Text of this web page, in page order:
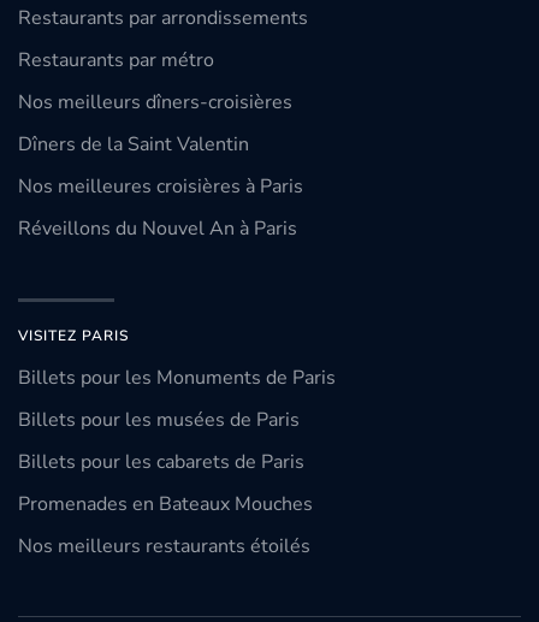
Restaurants par arrondissements
Restaurants par métro
Nos meilleurs dîners-croisières
Dîners de la Saint Valentin
Nos meilleures croisières à Paris
Réveillons du Nouvel An à Paris
VISITEZ PARIS
Billets pour les Monuments de Paris
Billets pour les musées de Paris
Billets pour les cabarets de Paris
Promenades en Bateaux Mouches
Nos meilleurs restaurants étoilés